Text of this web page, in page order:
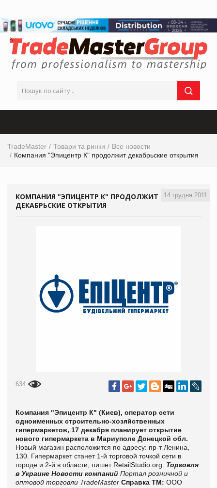
TradeMaster Товари та ринки
Все новости
Компания "Эпицентр К" продолжит декабрьские открытия
14 грудня 2011
КОМПАНИЯ "ЭПИЦЕНТР К" ПРОДОЛЖИТ
ДЕКАБРЬСКИЕ ОТКРЫТИЯ
634
Компания "Эпицентр К" (Киев), оператор сети
одноименных строительно-хозяйственных
гипермаркетов, 17 декабря планирует открытие
нового гипермаркета в Мариуполе Донецкой обл.
Новый магазин расположится по адресу: пр-т Ленина,
130. Гипермаркет станет 1-й торговой точкой сети в
городе и 2-й в области, пишет RetailStudio.org. Торговля
в Украине Новости компаний Портал розничной и
оптовой торговли TradeMaster Справка ТМ: ООО